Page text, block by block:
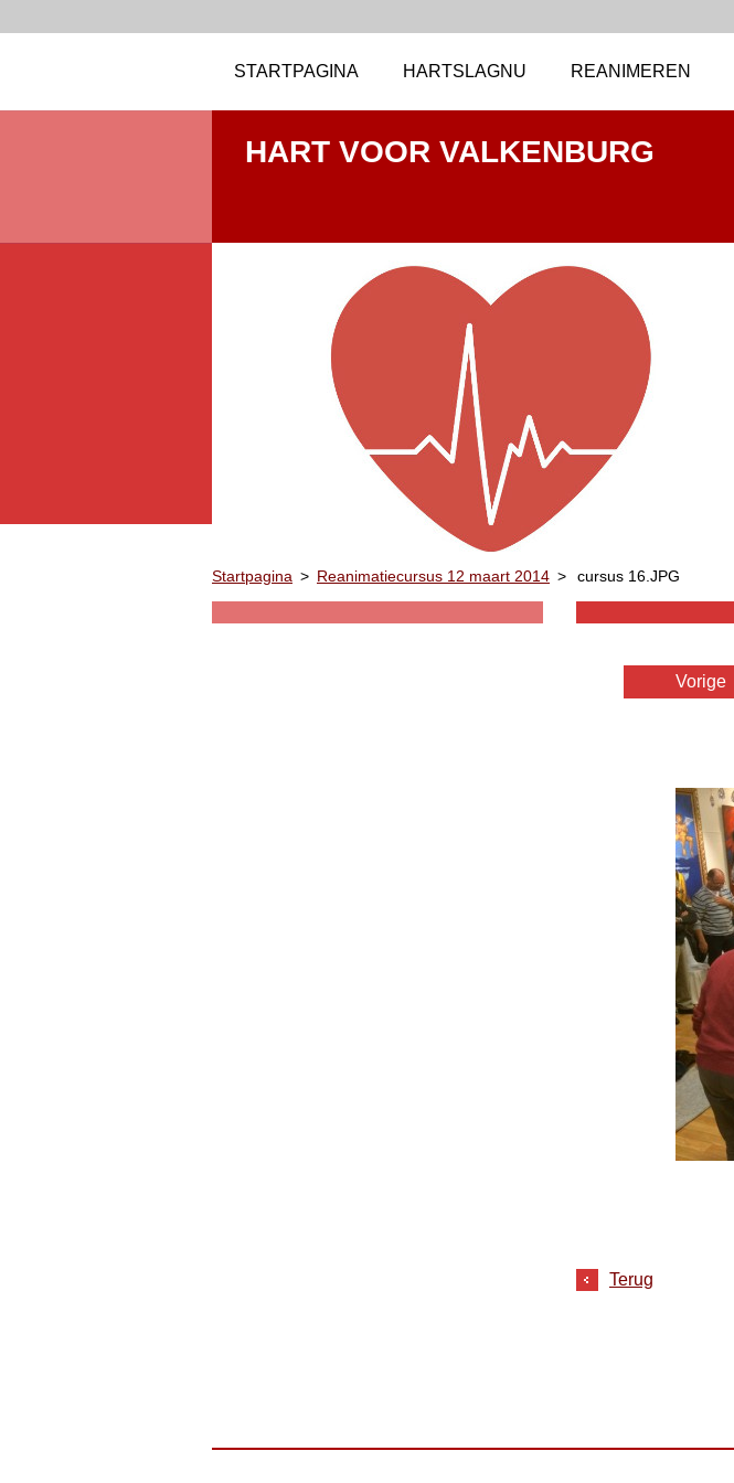
STARTPAGINA HARTSLAGNU REANIMEREN
HART VOOR VALKENBURG
Startpagina > Reanimatiecursus 12 maart 2014 > cursus 16.JPG
Vorige
Terug